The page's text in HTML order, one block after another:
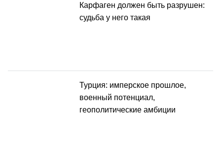
Карфаген должен быть разрушен:
судьба у него такая
Турция: имперское прошлое,
военный потенциал,
геополитические амбиции